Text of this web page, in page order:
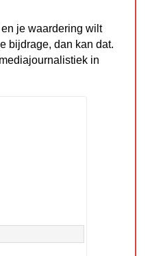
je waardering wilt
bijdrage, dan kan dat.
in